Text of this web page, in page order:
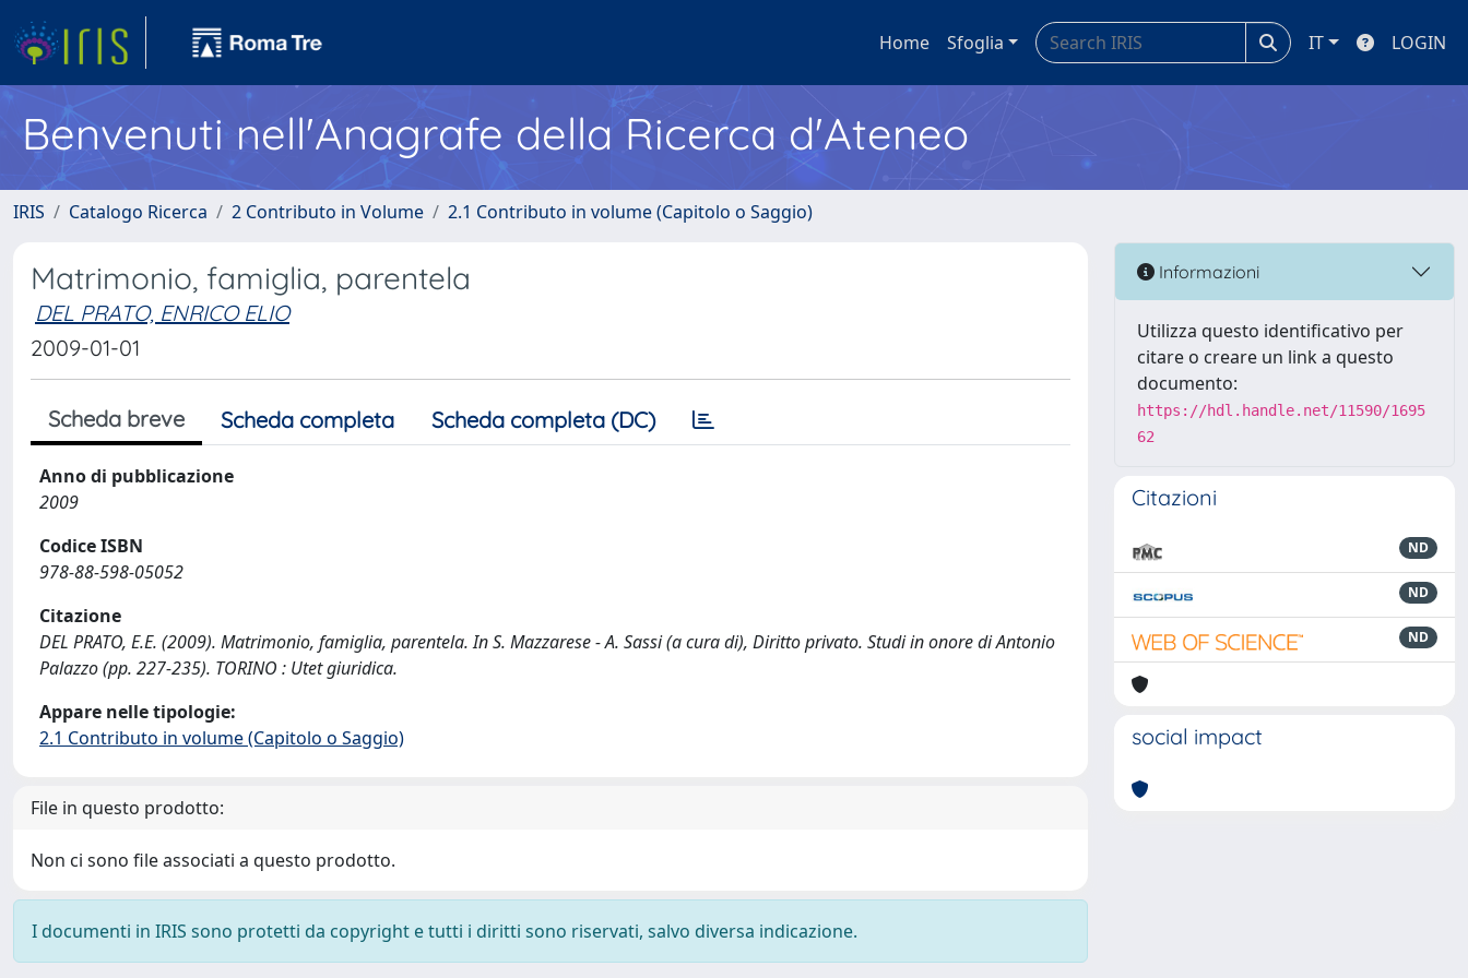
Home Sfoglia IT LOGIN
Benvenuti nell'Anagrafe della Ricerca d'Ateneo
IRIS Catalogo Ricerca 2 Contributo in Volume 2.1 Contributo in volume (Capitolo o Saggio)
Matrimonio, famiglia, parentela
DEL PRATO, ENRICO ELIO
2009-01-01
Scheda breve Scheda completa Scheda completa (DC)
Anno di pubblicazione
2009
Codice ISBN
978-88-598-05052
Citazione
DEL PRATO, E.E. (2009). Matrimonio, famiglia, parentela. In S. Mazzarese - A. Sassi (a cura di), Diritto privato. Studi in onore di Antonio
Palazzo (pp. 227-235). TORINO : Utet giuridica.
Appare nelle tipologie:
2.1 Contributo in volume (Capitolo o Saggio)
File in questo prodotto:
Non ci sono file associati a questo prodotto.
I documenti in IRIS sono protetti da copyright e tutti i diritti sono riservati, salvo diversa indicazione.
Informazioni
Utilizza questo identificativo per
citare o creare un link a questo
documento:
https://hdl.handle.net/11590/1695
62
Citazioni
ND
ND
ND
social impact